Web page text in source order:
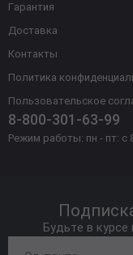
Гарантия
Доставка
Контакты
Политика
Пользовательское
8-800-301-63-99
Режим работы: пн - пт: с
Будьте в